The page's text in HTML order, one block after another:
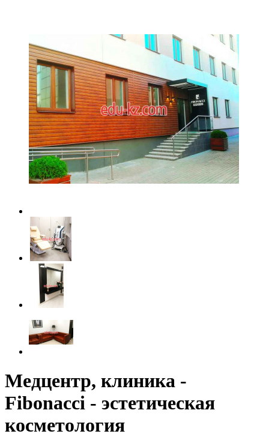
Медцентр, клиника -
Fibonacci - эстетическая
косметология